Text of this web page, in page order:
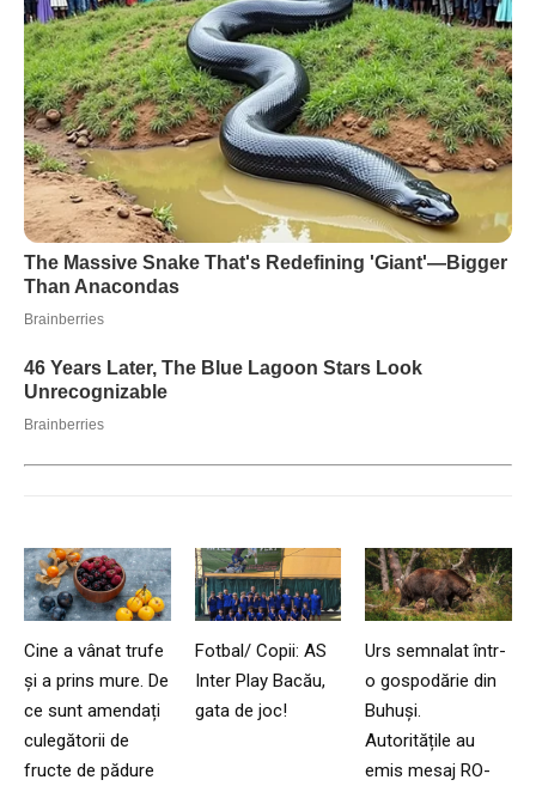
Cine a vânat trufe
și a prins mure. De
ce sunt amendați
culegătorii de
fructe de pădure
Fotbal/ Copii: AS
Inter Play Bacău,
gata de joc!
Urs semnalat într-
o gospodărie din
Buhuși.
Autoritățile au
emis mesaj RO-